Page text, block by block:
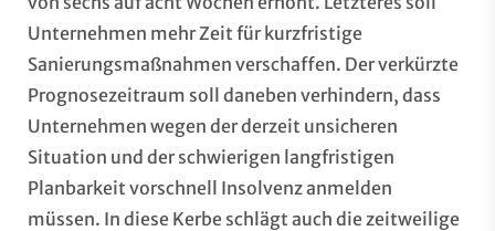
Unternehmen mehr Zeit für kurzfristige
Sanierungsmaßnahmen verschaffen. Der verkürzte
Prognosezeitraum soll daneben verhindern, dass
Unternehmen wegen der derzeit unsicheren
Situation und der schwierigen langfristigen
Planbarkeit vorschnell Insolvenz anmelden
müssen. In diese Kerbe schlägt auch die zeitweilige